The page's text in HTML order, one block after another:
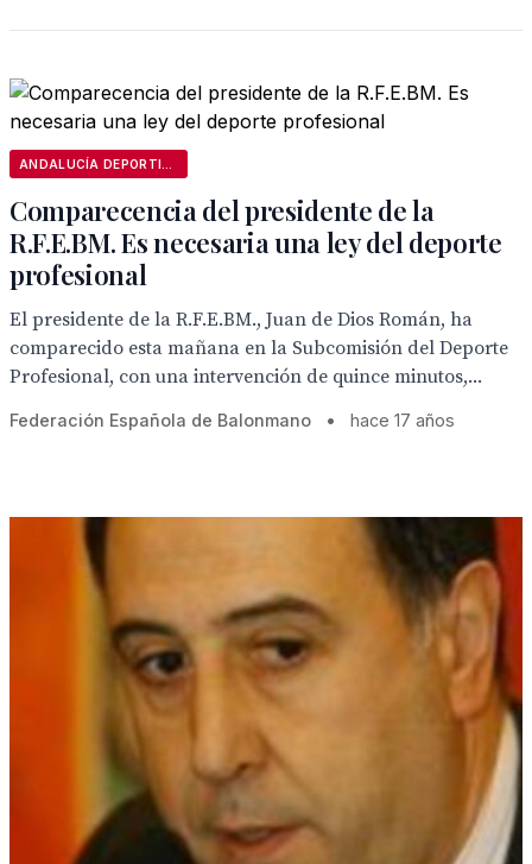
Comparecencia del presidente de la
R.F.E.BM. Es necesaria una ley del deporte
profesional
El presidente de la R.F.E.BM., Juan de Dios Román, ha
comparecido esta mañana en la Subcomisión del Deporte
Profesional, con una intervención de quince minutos,...
Federación Española de Balonmano • hace 17 años